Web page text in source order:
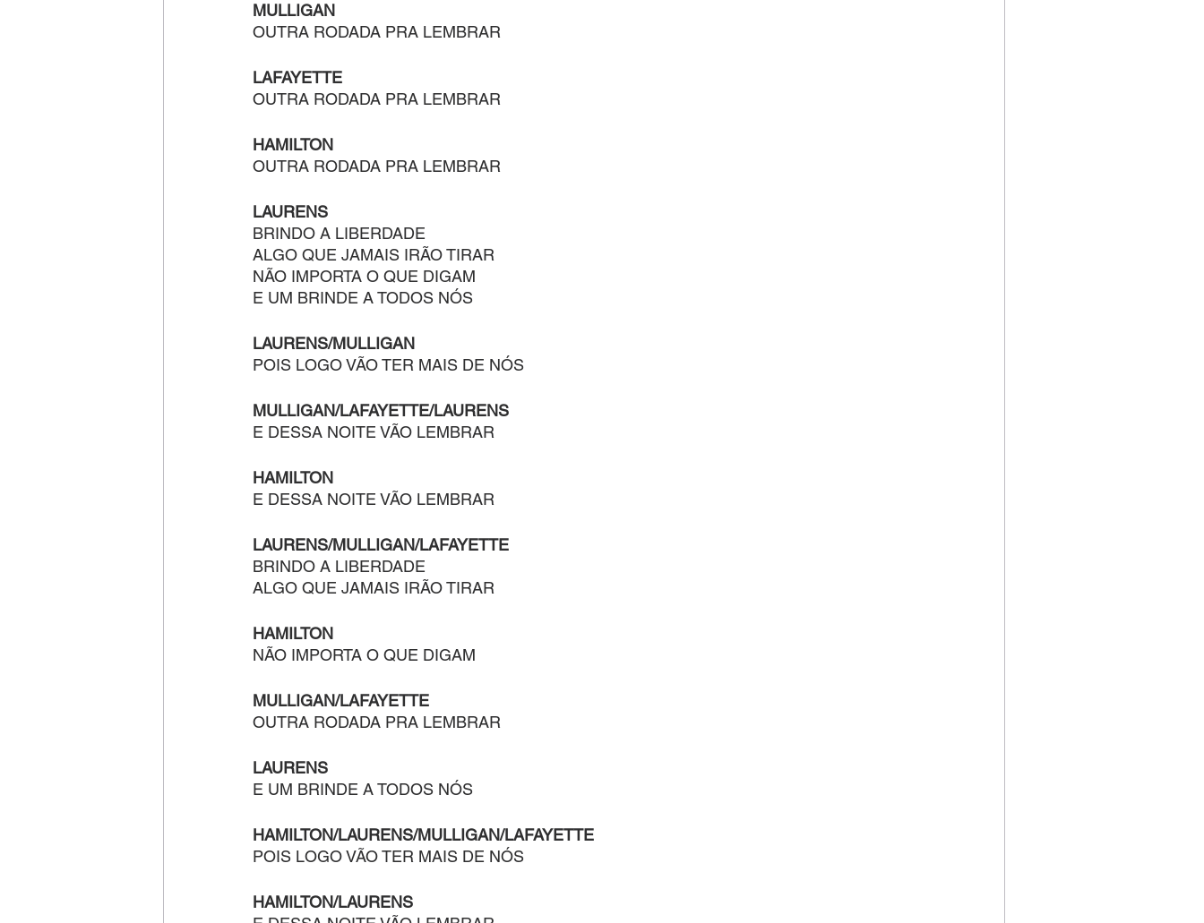
MULLIGAN
OUTRA RODADA PRA LEMBRAR
LAFAYETTE
OUTRA RODADA PRA LEMBRAR
HAMILTON
OUTRA RODADA PRA LEMBRAR
LAURENS
BRINDO A LIBERDADE
ALGO QUE JAMAIS IRÃO TIRAR
NÃO IMPORTA O QUE DIGAM
E UM BRINDE A TODOS NÓS
LAURENS/MULLIGAN
POIS LOGO VÃO TER MAIS DE NÓS
MULLIGAN/LAFAYETTE/LAURENS
E DESSA NOITE VÃO LEMBRAR
HAMILTON
E DESSA NOITE VÃO LEMBRAR
LAURENS/MULLIGAN/LAFAYETTE
BRINDO A LIBERDADE
ALGO QUE JAMAIS IRÃO TIRAR
HAMILTON
NÃO IMPORTA O QUE DIGAM
MULLIGAN/LAFAYETTE
OUTRA RODADA PRA LEMBRAR
LAURENS
E UM BRINDE A TODOS NÓS
HAMILTON/LAURENS/MULLIGAN/LAFAYETTE
POIS LOGO VÃO TER MAIS DE NÓS
HAMILTON/LAURENS